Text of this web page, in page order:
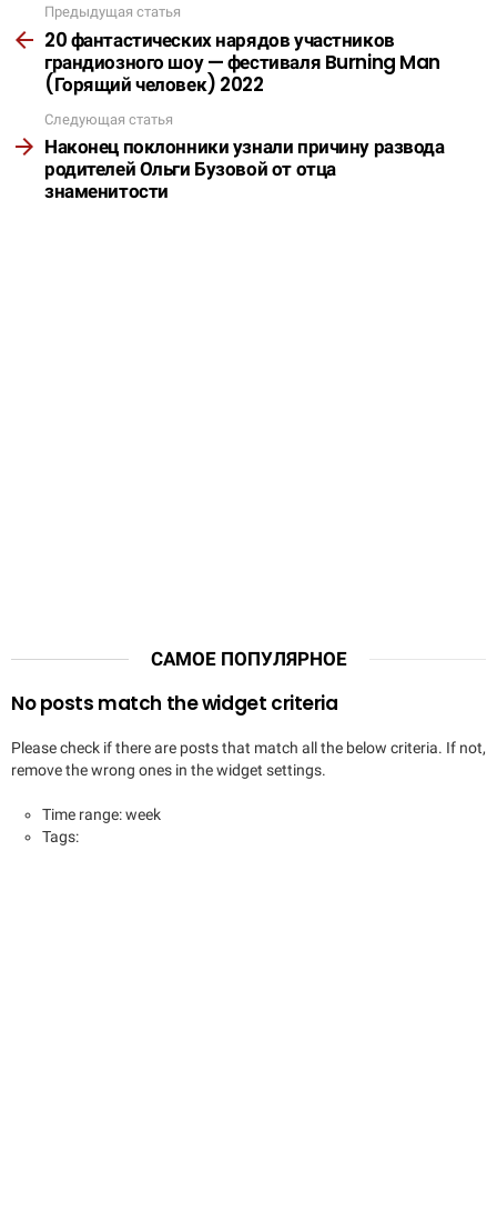
Подробнее
Предыдущая статья
20 фантастических нарядов участников
грандиозного шоу — фестиваля Burning Man
(Горящий человек) 2022
Следующая статья
Наконец поклонники узнали причину развода
родителей Ольги Бузовой от отца
знаменитости
САМОЕ ПОПУЛЯРНОЕ
No posts match the widget criteria
Please check if there are posts that match all the below criteria. If not,
remove the wrong ones in the widget settings.
Time range: week
Tags: